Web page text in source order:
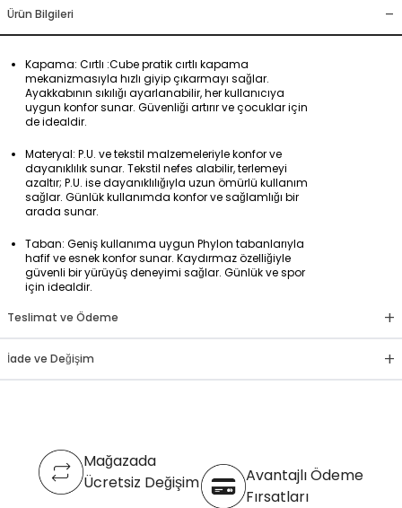
Ürün Bilgileri -
Kapama: Cırtlı :Cube pratik cırtlı kapama
mekanizmasıyla hızlı giyip çıkarmayı sağlar.
Ayakkabının sıkılığı ayarlanabilir, her kullanıcıya
uygun konfor sunar. Güvenliği artırır ve çocuklar için
de idealdir.
Materyal: P.U. ve tekstil malzemeleriyle konfor ve
dayanıklılık sunar. Tekstil nefes alabilir, terlemeyi
azaltır; P.U. ise dayanıklılığıyla uzun ömürlü kullanım
sağlar. Günlük kullanımda konfor ve sağlamlığı bir
arada sunar.
Taban: Geniş kullanıma uygun Phylon tabanlarıyla
hafif ve esnek konfor sunar. Kaydırmaz özelliğiyle
güvenli bir yürüyüş deneyimi sağlar. Günlük ve spor
için idealdir.
Teslimat ve Ödeme
+
İade ve Değişim +
Mağazada
Ücretsiz Değişim
Avantajlı Ödeme
Fırsatları